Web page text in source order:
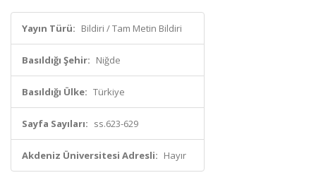
Yayın Türü: Bildiri / Tam Metin Bildiri
Basıldığı Şehir: Niğde
Basıldığı Ülke: Türkiye
Sayfa Sayıları: ss.623-629
Akdeniz Üniversitesi Adresli: Hayır